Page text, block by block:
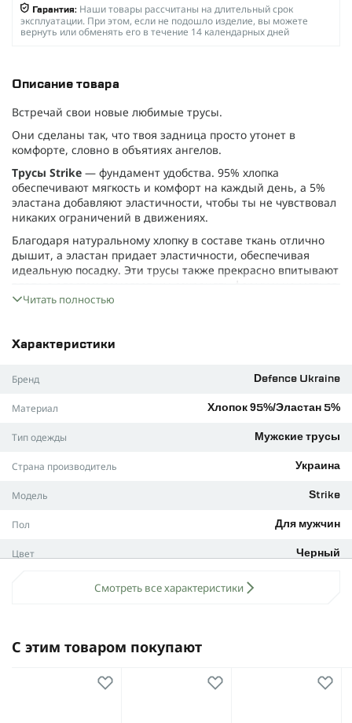
Гарантия: Наши товары рассчитаны на длительный срок
эксплуатации. При этом, если не подошло изделие, вы можете
вернуть или обменять его в течение 14 календарных дней
Описание товара
Встречай свои новые любимые трусы.
Они сделаны так, что твоя задница просто утонет в
комфорте, словно в объятиях ангелов.
Трусы Strike — фундамент удобства. 95% хлопка
обеспечивают мягкость и комфорт на каждый день, а 5%
эластана добавляют эластичности, чтобы ты не чувствовал
никаких ограничений в движениях.
Благодаря натуральному хлопку в составе ткань отлично
дышит, а эластан придает эластичности, обеспечивая
идеальную посадку. Эти трусы также прекрасно впитывают
что делает их еще более долговечными.
• Ткань: 95% хлопок, 5% эластан.
Трусы, которые подарят твоей пятой точке настоящий
Читать полностью
Характеристики
Бренд Defence Ukraine
Материал Хлопок 95%/Эластан 5%
Тип одежды Мужские трусы
Страна производитель Украина
Модель Strike
Пол Для мужчин
Цвет Черный
Смотреть все характеристики
С этим товаром покупают